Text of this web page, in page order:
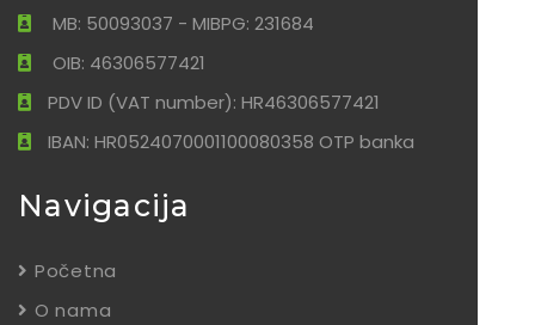
MB: 50093037 - MIBPG: 231684
OIB: 46306577421
PDV ID (VAT number): HR46306577421
IBAN: HR0524070001100080358 OTP banka
Navigacija
Početna
O nama